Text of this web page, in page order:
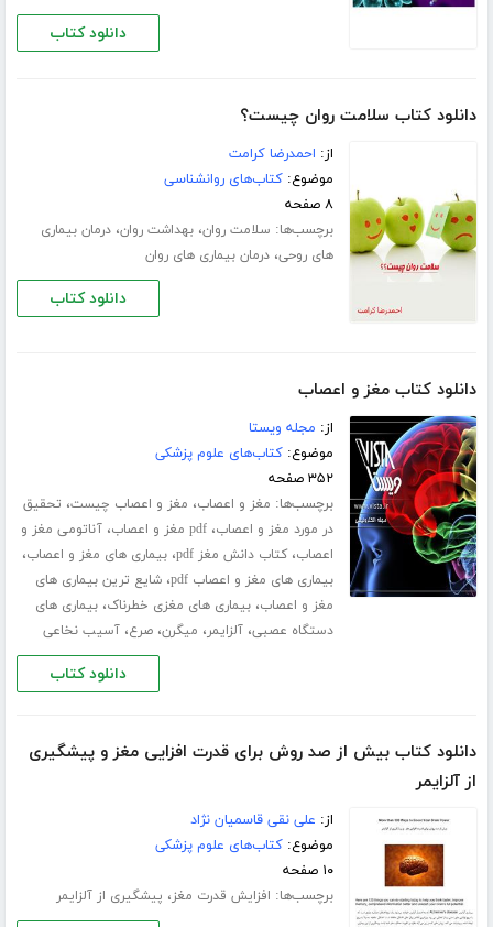
دانلود کتاب
دانلود کتاب سلامت روان چیست؟
از: احمدرضا کرامت
موضوع:کتاب‌های روانشناسی
۸ صفحه
برچسب‌ها: سلامت روان،بهداشت روان،درمان بیماری
های روحی،درمان بیماری های روان
دانلود کتاب
دانلود کتاب مغز و اعصاب
از: مجله ویستا
موضوع:کتاب‌های علوم پزشکی
۳۵۲ صفحه
برچسب‌ها: مغز و اعصاب، مغز و اعصاب چیست، تحقیق
در مورد مغز و اعصاب،pdf مغز و اعصاب ،آناتومی مغز و
اعصاب،کتاب دانش مغز pdf ،بیماری های مغز و اعصاب،
بیماری های مغز و اعصاب pdf ،شایع ترین بیماری های
مغز و اعصاب،بیماری های مغزی خطرناک،بیماری های
دستگاه عصبی،آلزایمر، میگرن،صرع،آسیب نخاعی
دانلود کتاب
دانلود کتاب بیش از صد روش برای قدرت افزایی مغز و پیشگیری
از آلزایمر
از: علی نقی قاسمیان نژاد
موضوع:کتاب‌های علوم پزشکی
۱۰ صفحه
برچسب‌ها: افزایش قدرت مغز، پیشگیری از آلزایمر